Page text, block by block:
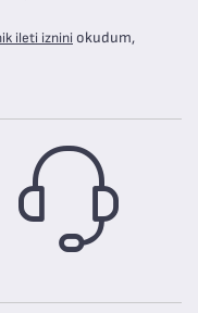
ileti iznini okudum,